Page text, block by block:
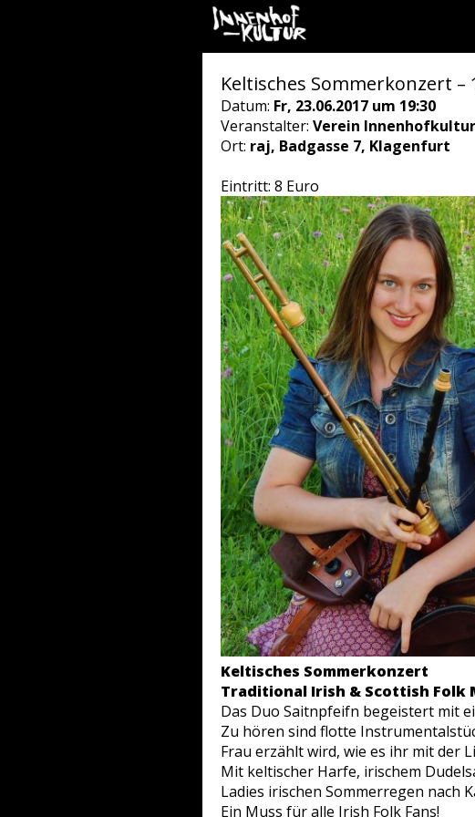
Keltisches Sommerkonzert –
Datum: Fr, 23.06.2017 um 19:30
Veranstalter: Verein Innenhofkultur
Ort: raj, Badgasse 7, Klagenfurt
Eintritt: 8 Euro
Keltisches Sommerkonzert
Traditional Irish & Scottish Folk
Das Duo Saitnpfeifn begeistert mit
Zu hören sind flotte
Frau erzählt wird, wie es ihr mit der
Mit keltischer Harfe, irischem
Ladies irischen Sommerregen nach
Ein Muss für alle Irish Folk Fans!